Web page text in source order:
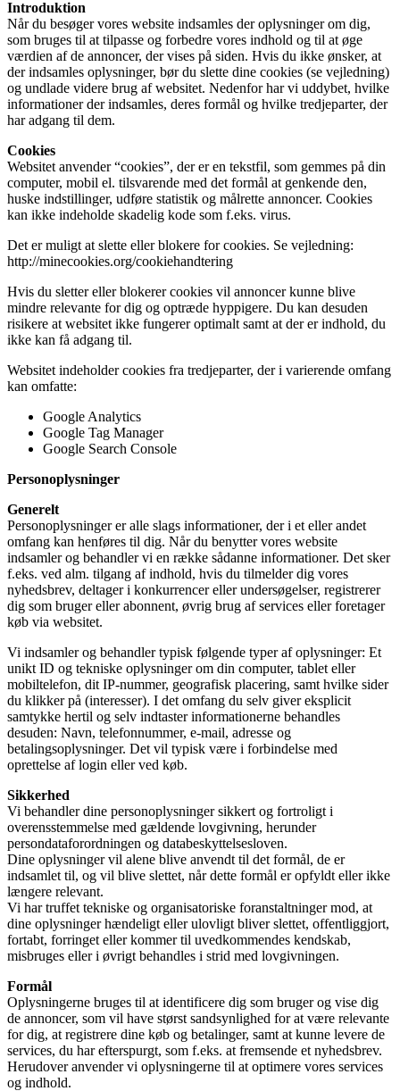
Introduktion
Når du besøger vores website indsamles der oplysninger om dig,
som bruges til at tilpasse og forbedre vores indhold og til at øge
værdien af de annoncer, der vises på siden. Hvis du ikke ønsker, at
der indsamles oplysninger, bør du slette dine cookies (se vejledning)
og undlade videre brug af websitet. Nedenfor har vi uddybet, hvilke
informationer der indsamles, deres formål og hvilke tredjeparter, der
har adgang til dem.
Cookies
Websitet anvender “cookies”, der er en tekstfil, som gemmes på din
computer, mobil el. tilsvarende med det formål at genkende den,
huske indstillinger, udføre statistik og målrette annoncer. Cookies
kan ikke indeholde skadelig kode som f.eks. virus.
Det er muligt at slette eller blokere for cookies. Se vejledning:
http://minecookies.org/cookiehandtering
Hvis du sletter eller blokerer cookies vil annoncer kunne blive
mindre relevante for dig og optræde hyppigere. Du kan desuden
risikere at websitet ikke fungerer optimalt samt at der er indhold, du
ikke kan få adgang til.
Websitet indeholder cookies fra tredjeparter, der i varierende omfang
kan omfatte:
Google Analytics
Google Tag Manager
Google Search Console
Personoplysninger
Generelt
Personoplysninger er alle slags informationer, der i et eller andet
omfang kan henføres til dig. Når du benytter vores website
indsamler og behandler vi en række sådanne informationer. Det sker
f.eks. ved alm. tilgang af indhold, hvis du tilmelder dig vores
nyhedsbrev, deltager i konkurrencer eller undersøgelser, registrerer
dig som bruger eller abonnent, øvrig brug af services eller foretager
køb via websitet.
Vi indsamler og behandler typisk følgende typer af oplysninger: Et
unikt ID og tekniske oplysninger om din computer, tablet eller
mobiltelefon, dit IP-nummer, geografisk placering, samt hvilke sider
du klikker på (interesser). I det omfang du selv giver eksplicit
samtykke hertil og selv indtaster informationerne behandles
desuden: Navn, telefonnummer, e-mail, adresse og
betalingsoplysninger. Det vil typisk være i forbindelse med
oprettelse af login eller ved køb.
Sikkerhed
Vi behandler dine personoplysninger sikkert og fortroligt i
overensstemmelse med gældende lovgivning, herunder
persondataforordningen og databeskyttelsesloven.
Dine oplysninger vil alene blive anvendt til det formål, de er
indsamlet til, og vil blive slettet, når dette formål er opfyldt eller ikke
længere relevant.
Vi har truffet tekniske og organisatoriske foranstaltninger mod, at
dine oplysninger hændeligt eller ulovligt bliver slettet, offentliggjort,
fortabt, forringet eller kommer til uvedkommendes kendskab,
misbruges eller i øvrigt behandles i strid med lovgivningen.
Formål
Oplysningerne bruges til at identificere dig som bruger og vise dig
de annoncer, som vil have størst sandsynlighed for at være relevante
for dig, at registrere dine køb og betalinger, samt at kunne levere de
services, du har efterspurgt, som f.eks. at fremsende et nyhedsbrev.
Herudover anvender vi oplysningerne til at optimere vores services
og indhold.